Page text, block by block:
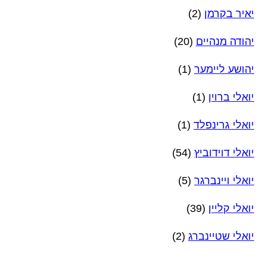
יאיר בקרמן (2)
יהודה מנהיים (20)
יהושע ליימער (1)
יואלי ברוין (1)
יואלי גרינפלד (1)
יואלי דוידוביץ (54)
יואלי ויינברגר (5)
יואלי קליין (39)
יואלי שטיינברג (2)